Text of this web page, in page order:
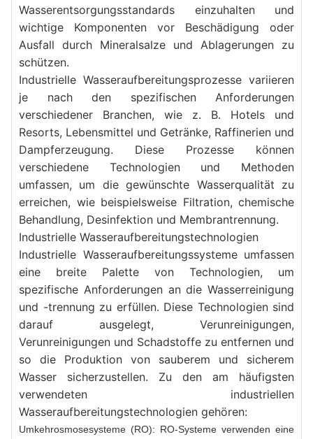
Wasserentsorgungsstandards einzuhalten und
wichtige Komponenten vor Beschädigung oder
Ausfall durch Mineralsalze und Ablagerungen zu
schützen.
Industrielle Wasseraufbereitungsprozesse variieren
je nach den spezifischen Anforderungen
verschiedener Branchen, wie z. B. Hotels und
Resorts, Lebensmittel und Getränke, Raffinerien und
Dampferzeugung. Diese Prozesse können
verschiedene Technologien und Methoden
umfassen, um die gewünschte Wasserqualität zu
erreichen, wie beispielsweise Filtration, chemische
Behandlung, Desinfektion und Membrantrennung.
Industrielle Wasseraufbereitungstechnologien
Industrielle Wasseraufbereitungssysteme umfassen
eine breite Palette von Technologien, um
spezifische Anforderungen an die Wasserreinigung
und -trennung zu erfüllen. Diese Technologien sind
darauf ausgelegt, Verunreinigungen,
Verunreinigungen und Schadstoffe zu entfernen und
so die Produktion von sauberem und sicherem
Wasser sicherzustellen. Zu den am häufigsten
verwendeten industriellen
Wasseraufbereitungstechnologien gehören:
Umkehrosmosesysteme (RO): RO-Systeme verwenden eine